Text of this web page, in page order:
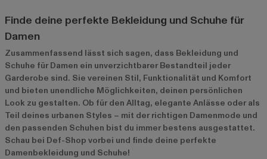
Finde deine perfekte Bekleidung und Schuhe für
Damen
Zusammenfassend lässt sich sagen, dass Bekleidung und
Schuhe für Damen ein unverzichtbarer Bestandteil jeder
Garderobe sind. Sie vereinen Stil, Funktionalität und Komfort
und bieten unendliche Möglichkeiten, deinen persönlichen
Look zu gestalten. Ob für den Alltag, elegante Anlässe oder als
Teil deines urbanen Styles – mit der richtigen Damenmode und
den passenden Schuhen bist du immer bestens ausgestattet.
Schau bei Def-Shop vorbei und finde deine perfekte
Damenbekleidung und Schuhe!